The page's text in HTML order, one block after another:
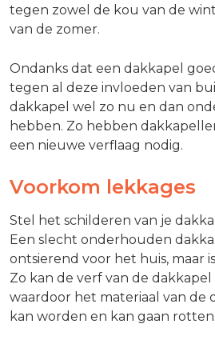
tegen zowel de kou van de
van de zomer.
Ondanks dat een dakkapel
tegen al deze invloeden van
dakkapel wel zo nu en dan
hebben. Zo hebben
een nieuwe verflaag nodig.
Voorkom lekkages
Stel het schilderen van je
Een slecht onderhouden
ontsierend voor het huis, maar
Zo kan de verf van de
waardoor het materiaal van de
kan worden en kan gaan rotten.